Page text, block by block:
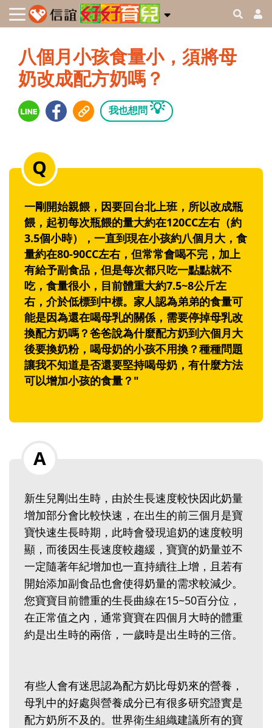
八個月小孩食量小，須將母
奶改成配方奶嗎？
我也想問 💡
一剛開始親餵，因要回台北上班，所以改成瓶
餵，起初每次瓶餵的量大約在120CC左右（約
3.5個小時），一直到現在小孩約八個月大，食
量約在80-90CC左右，但常常會喝不完，加上
有給予副食品，但是每次都只吃一點點就不
吃，食量很小，目前體重大約7.5~8公斤左
右，介於低標到中標。家人認為弟弟的食量可
能是因為還在喝母乳的關係，需要停掉母乳改
換配方奶嗎？爸爸說為什麼配方奶到六個月大
後要換奶粉，喝母奶的小孩不用換？種種問題
讓我不知道是否還要堅持喝母奶，有什麼方法
可以增加小孩的食量？"
新生兒剛出生時，由於生長速度較快因此奶量
增加部分會比較快速，在出生的前三個月是寶
寶快速生長時期，此時會發現追奶的速度較明
顯，而後因生長速度較趨緩，寶寶的奶量並不
一定隨著年紀增加也一直持續往上增，且若有
開始添加副食品也會使得奶量的需求較減少。
您寶寶目前體重的生長曲線在15~50百分位，
在正常值之內，通常寶寶在四個月大時的體重
約是出生時的兩倍，一歲時是出生時的三倍。
有些人會有迷思認為配方奶比母奶來的營養，
母乳中的好處與營養成分已有很多研究證實是
配方奶所不及的。世界衛生組織建議所有的寶